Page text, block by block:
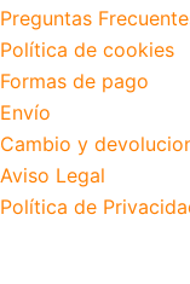
Preguntas
Política de cookies
Formas de pago
Envío
Cambio y
Aviso Legal
Política de